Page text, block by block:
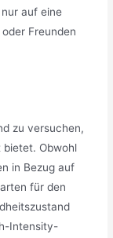
auf eine
Freunden
zu versuchen,
bietet. Obwohl
in Bezug auf
für den
Intensity-